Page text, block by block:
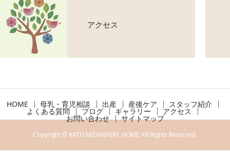
アクセス
HOME 母乳・育児相談 出産 産後ケア スタッフ紹介
よくある質問 ブログ ギャラリー アクセス
お問い合わせ サイトマップ
Copyright © KATO MIDWIFERY HOME All Rights Reserved.